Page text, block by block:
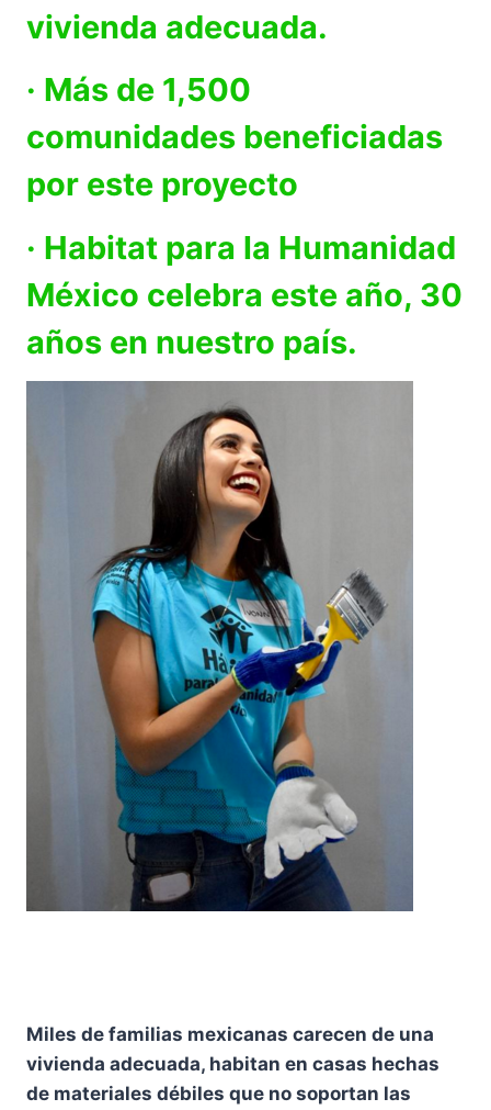
vivienda adecuada.
· Más de 1,500
comunidades beneficiadas
por este proyecto
· Habitat para la Humanidad
México celebra este año, 30
años en nuestro país.
Miles de familias mexicanas carecen de una
vivienda adecuada, habitan en casas hechas
de materiales débiles que no soportan las